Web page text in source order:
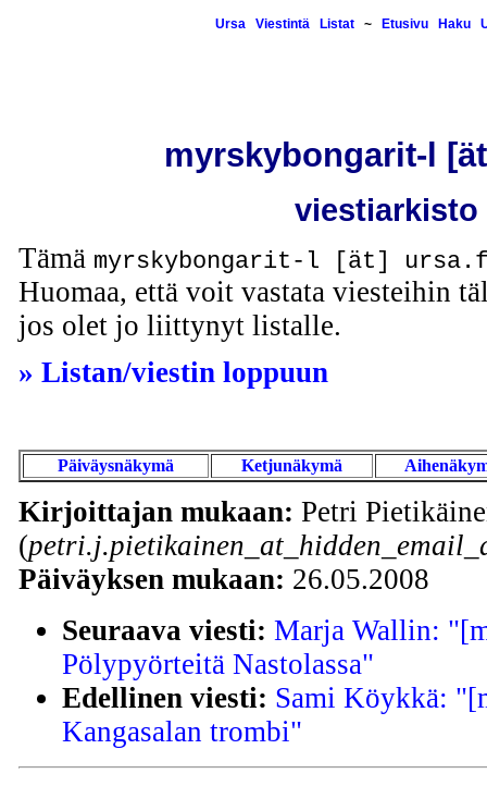
Ursa Viestintä Listat~ Etusivu Haku
myrskybongarit-l
viestiarkisto
Tämä myrskybongarit-l [ät]
Huomaa, että voit vastata viesteihin
jos olet jo liittynyt listalle.
» Listan/viestin loppuun
Päiväysnäkymä Ketjunäkymä
Kirjoittajan mukaan: Petri
(
Päiväyksen mukaan: 26.05.2008
Seuraava viesti: Marja Wallin:
Pölypyörteitä Nastolassa"
Edellinen viesti: Sami Köykkä:
Kangasalan trombi"